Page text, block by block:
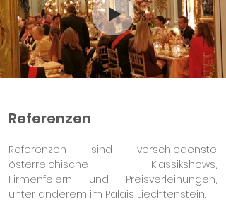
Referenzen
Referenzen sind verschiedenste
österreichische Klassikshows,
Firmenfeiern und Preisverleihungen,
unter anderem im Palais Liechtenstein.